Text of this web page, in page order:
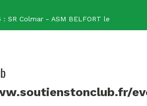
SR Colmar - ASM BELFORT le